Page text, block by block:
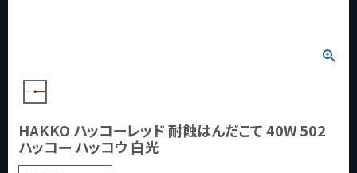
HAKKO ハッコーレッド 耐蝕はんだこて 40W 502
ハッコー ハッコウ 白光